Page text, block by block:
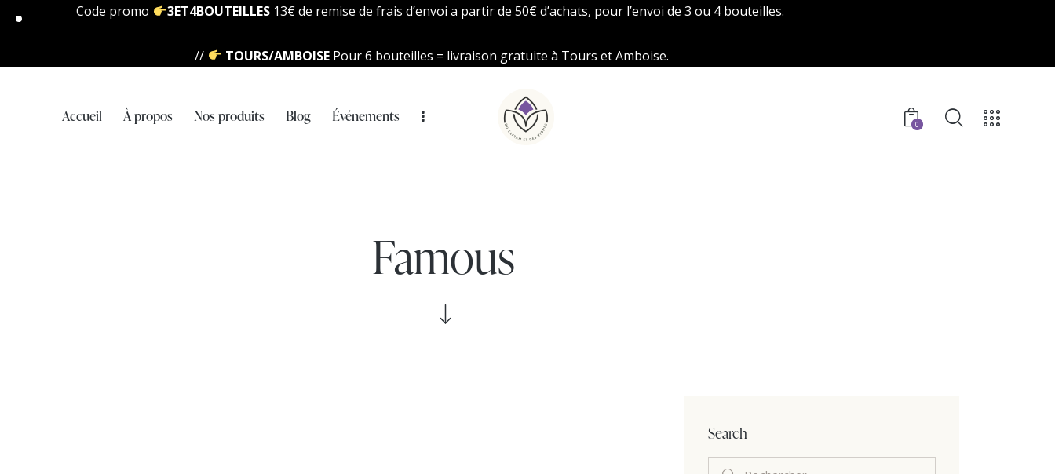
Code promo 3ET4BOUTEILLES13€ de remise de frais d’envoi a partir de 50€ d’achats, pour l’envoi de 3 ou 4 bouteilles.
// TOURS/AMBOISEPour 6 bouteilles = livraison gratuite à Tours et Amboise.
Accueil À propos Nos produits Blog Événements 0
Famous
Search